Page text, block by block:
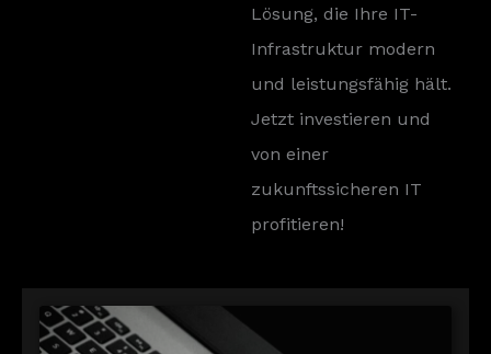
Lösung, die Ihre IT-
Infrastruktur modern
und leistungsfähig hält.
Jetzt investieren und
von einer
zukunftssicheren IT
profitieren!